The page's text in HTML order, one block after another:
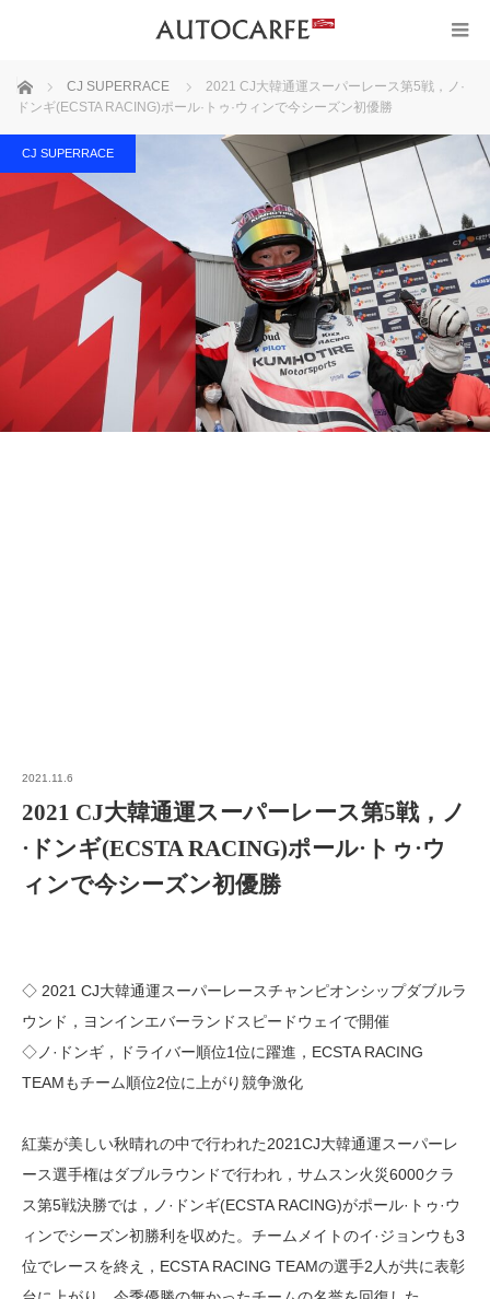
ホーム CJ SUPERRACE
2021 CJ大韓通運スーパーレース第5戦，ノ·
ドンギ(ECSTA RACING)ポール·トゥ·ウィンで今シーズン初優勝
CJ SUPERRACE
2021.11.6
2021 CJ大韓通運スーパーレース第5戦，ノ
·ドンギ(ECSTA RACING)ポール·トゥ·ウ
ィンで今シーズン初優勝
◇ 2021 CJ大韓通運スーパーレースチャンピオンシップダブルラ
ウンド，ヨンインエバーランドスピードウェイで開催
◇ノ·ドンギ，ドライバー順位1位に躍進，ECSTA RACING
TEAMもチーム順位2位に上がり競争激化
紅葉が美しい秋晴れの中で行われた2021CJ大韓通運スーパーレ
ース選手権はダブルラウンドで行われ，サムスン火災6000クラ
ス第5戦決勝では，ノ·ドンギ(ECSTA RACING)がポール·トゥ·ウ
ィンでシーズン初勝利を収めた。チームメイトのイ·ジョンウも3
位でレースを終え，ECSTA RACING TEAMの選手2人が共に表彰